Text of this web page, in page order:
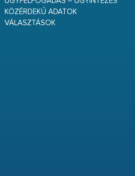
KÖZÉRDEKŰ ADATOK
VÁLASZTÁSOK